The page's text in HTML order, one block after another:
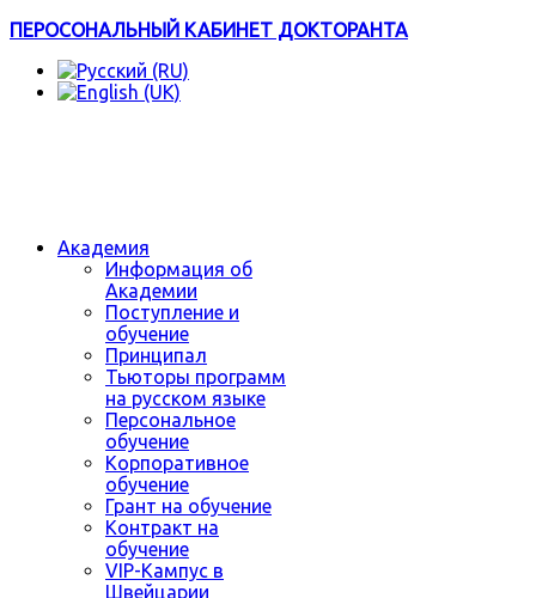
ПЕРОСОНАЛЬНЫЙ КАБИНЕТ ДОКТОРАНТА
Академия
Информация об
Академии
Поступление и
обучение
Принципал
Тьюторы программ
на русском языке
Персональное
обучение
Корпоративное
обучение
Грант на обучение
Контракт на
обучение
VIP-Кампус в
Швейцарии